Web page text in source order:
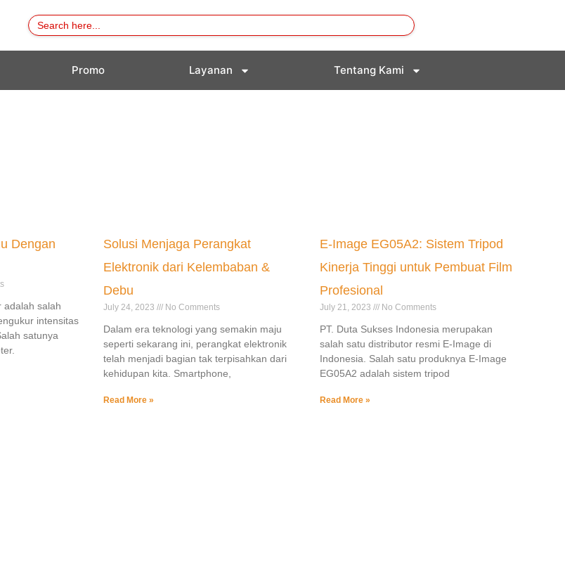
Search
for:
Promo Layanan Tentang Kami
Dengan
adalah salah
intensitas
satunya
Solusi Menjaga Perangkat
Elektronik dari Kelembaban &
Debu
July 24, 2023 No Comments
Dalam era teknologi yang semakin maju
seperti sekarang ini, perangkat elektronik
telah menjadi bagian tak terpisahkan dari
kehidupan kita. Smartphone,
Read More »
E-Image EG05A2: Sistem Tripod
Kinerja Tinggi untuk Pembuat Film
Profesional
July 21, 2023 No Comments
PT. Duta Sukses Indonesia merupakan
salah satu distributor resmi E-Image di
Indonesia. Salah satu produknya E-Image
EG05A2 adalah sistem tripod
Read More »